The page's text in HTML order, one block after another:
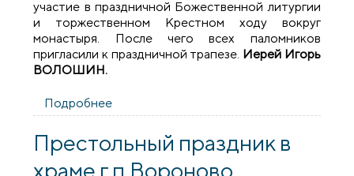
участие в праздничной Божественной литургии
и торжественном Крестном ходу вокруг
монастыря. После чего всех паломников
пригласили к праздничной трапезе. Иерей Игорь
ВОЛОШИН.
Подробнее
Свято-Елисеевский мужской монастырь
Престольный праздник в
храме г.п.Вороново